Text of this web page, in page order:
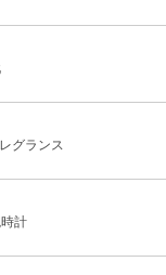
グランス
計